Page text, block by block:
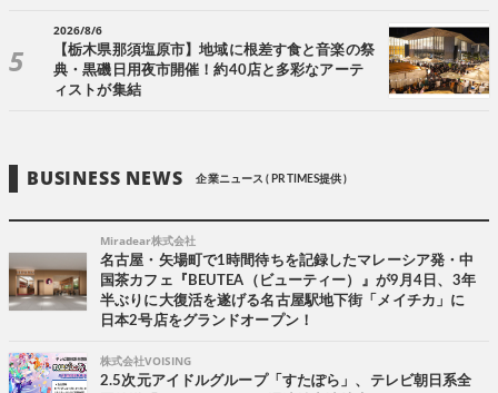
2026/8/6
【栃木県那須塩原市】地域に根差す食と音楽の祭
典・黒磯日用夜市開催！約40店と多彩なアーテ
ィストが集結
BUSINESS NEWS 企業ニュース ( PR TIMES提供 )
Miradear株式会社
名古屋・矢場町で1時間待ちを記録したマレーシア発・中
国茶カフェ『BEUTEA（ビューティー）』が9月4日、3年
半ぶりに大復活を遂げる名古屋駅地下街「メイチカ」に
日本2号店をグランドオープン！
株式会社VOISING
2.5次元アイドルグループ「すたぽら」、テレビ朝日系全